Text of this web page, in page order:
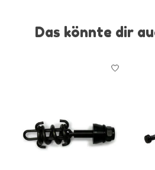
Das könnte dir
Produkt-Karussell-Artikel